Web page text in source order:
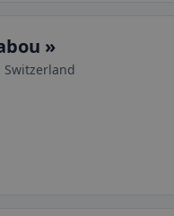
»
Switzerland